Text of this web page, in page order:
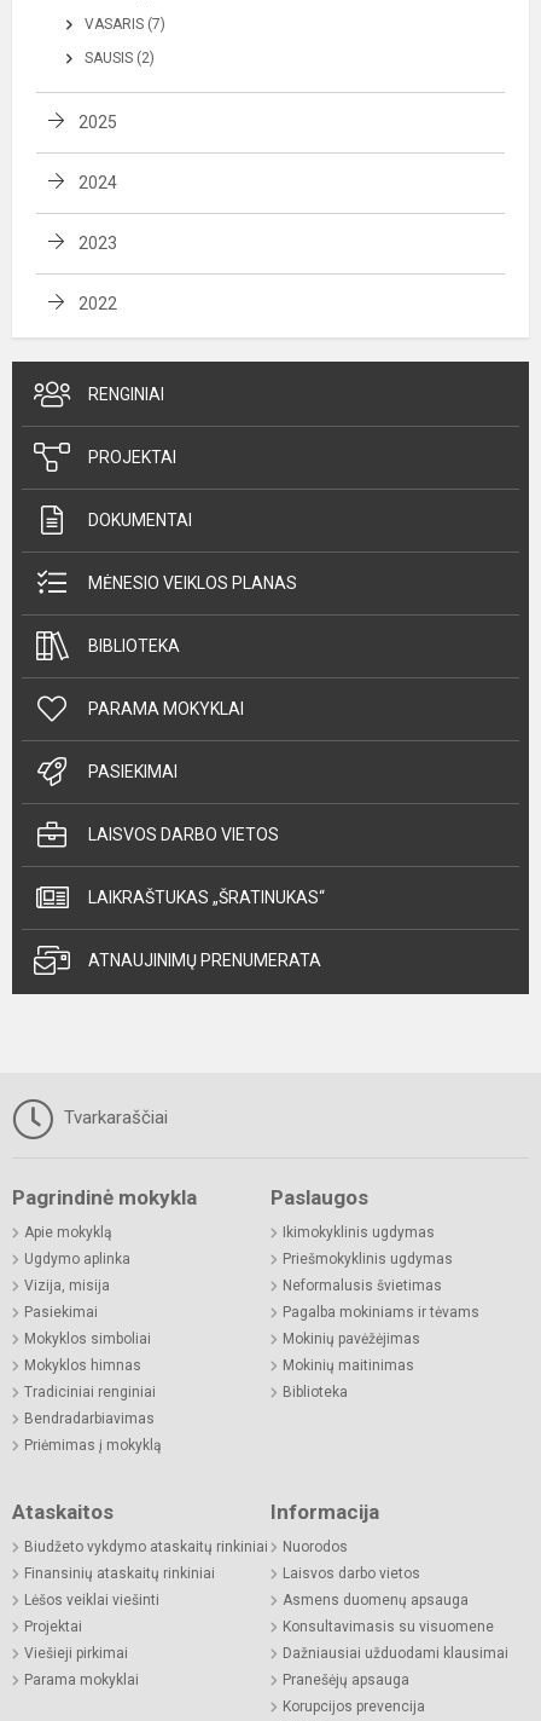
VASARIS (7)
SAUSIS (2)
2025
2024
2023
2022
RENGINIAI
PROJEKTAI
DOKUMENTAI
MĖNESIO VEIKLOS PLANAS
BIBLIOTEKA
PARAMA MOKYKLAI
PASIEKIMAI
LAISVOS DARBO VIETOS
LAIKRAŠTUKAS „ŠRATINUKAS“
ATNAUJINIMŲ PRENUMERATA
Tvarkaraščiai
Pagrindinė mokykla
Apie mokyklą
Ugdymo aplinka
Vizija, misija
Pasiekimai
Mokyklos simboliai
Mokyklos himnas
Tradiciniai renginiai
Bendradarbiavimas
Priėmimas į mokyklą
Paslaugos
Ikimokyklinis ugdymas
Priešmokyklinis ugdymas
Neformalusis švietimas
Pagalba mokiniams ir tėvams
Mokinių pavėžėjimas
Mokinių maitinimas
Biblioteka
Ataskaitos
Biudžeto vykdymo ataskaitų rinkiniai
Finansinių ataskaitų rinkiniai
Lėšos veiklai viešinti
Projektai
Viešieji pirkimai
Parama mokyklai
Informacija
Nuorodos
Laisvos darbo vietos
Asmens duomenų apsauga
Konsultavimasis su visuomene
Dažniausiai užduodami klausimai
Pranešėjų apsauga
Korupcijos prevencija